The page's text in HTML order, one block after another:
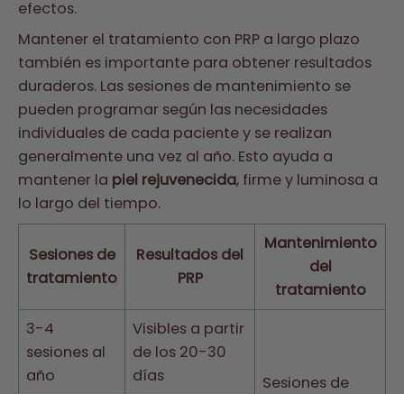
efectos.
Mantener el tratamiento con PRP a largo plazo
también es importante para obtener resultados
duraderos. Las sesiones de mantenimiento se
pueden programar según las necesidades
individuales de cada paciente y se realizan
generalmente una vez al año. Esto ayuda a
mantener la piel rejuvenecida, firme y luminosa a
lo largo del tiempo.
Sesiones de
tratamiento
Resultados del
PRP
Mantenimiento
del
tratamiento
3-4
sesiones al
año
Visibles a partir
de los 20-30
días
Sesiones de